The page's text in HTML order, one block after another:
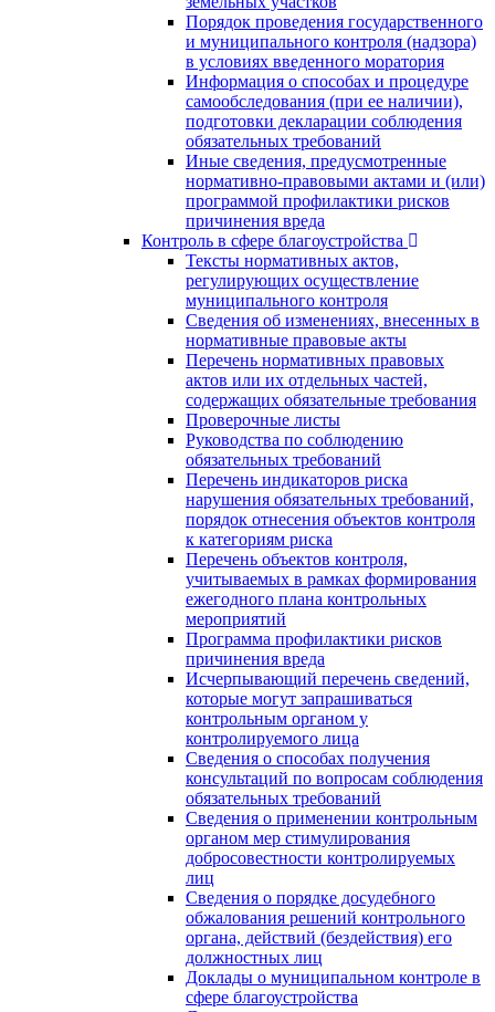
Порядок проведения государственного
и муниципального контроля (надзора)
в условиях введенного моратория
Информация о способах и процедуре
самообследования (при ее наличии),
подготовки декларации соблюдения
обязательных требований
Иные сведения, предусмотренные
нормативно-правовыми актами и (или)
программой профилактики рисков
причинения вреда
Контроль в сфере благоустройства
Тексты нормативных актов,
регулирующих осуществление
муниципального контроля
Сведения об изменениях, внесенных в
нормативные правовые акты
Перечень нормативных правовых
актов или их отдельных частей,
содержащих обязательные требования
Проверочные листы
Руководства по соблюдению
обязательных требований
Перечень индикаторов риска
нарушения обязательных требований,
порядок отнесения объектов контроля
к категориям риска
Перечень объектов контроля,
учитываемых в рамках формирования
ежегодного плана контрольных
мероприятий
Программа профилактики рисков
причинения вреда
Исчерпывающий перечень сведений,
которые могут запрашиваться
контрольным органом у
контролируемого лица
Сведения о способах получения
консультаций по вопросам соблюдения
обязательных требований
Сведения о применении контрольным
органом мер стимулирования
добросовестности контролируемых
лиц
Сведения о порядке досудебного
обжалования решений контрольного
органа, действий (бездействия) его
должностных лиц
Доклады о муниципальном контроле в
сфере благоустройства